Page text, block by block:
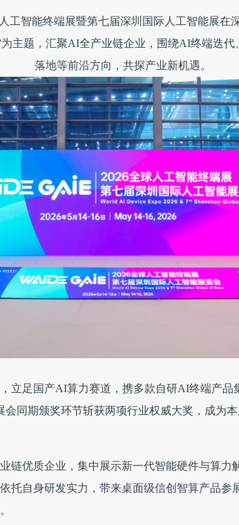
工智能终端展暨第七届深圳国际人工智能展在
主题，汇聚AI全产业链企业，围绕AI终端迭
落地等前沿方向，共探产业新机遇。
立足国产AI算力赛道，携多款自研AI终端产品
会同期颁奖环节斩获两项行业权威大奖，成为
链优质企业，集中展示新一代智能硬件与算力
托自身研发实力，带来桌面级信创智算产品参